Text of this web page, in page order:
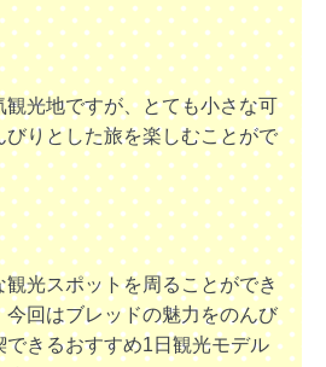
観光地ですが、とても小さな可
びりとした旅を楽しむことがで
光スポットを周ることができ
今回はブレッドの魅力をのんび
できるおすすめ1日観光モデル